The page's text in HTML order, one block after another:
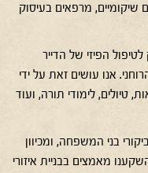
שיקומיים, מרפאים בעיסוק
הפיזי של הדייר
אנו עושים זאת על ידי
טיולים, לימודי תורה, ועוד
בני המשפחה, ומכיוון
מאמצים בבניית איזורי